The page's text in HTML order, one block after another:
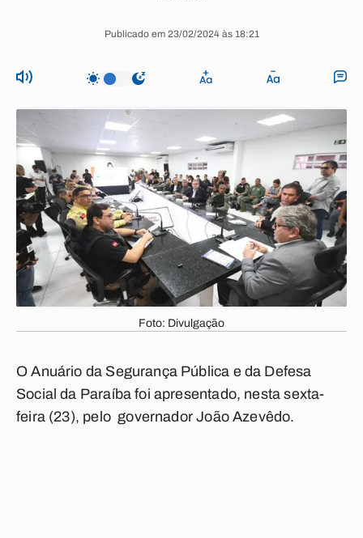
Publicado em 23/02/2024 às 18:21
Foto: Divulgação
O Anuário da Segurança Pública e da Defesa
Social da Paraíba foi apresentado, nesta sexta-
feira (23), pelo governador João Azevêdo.